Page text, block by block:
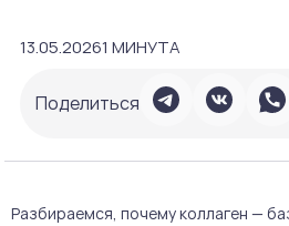
13.05.20261 МИНУТА
Поделиться
Разбираемся, почему коллаген —